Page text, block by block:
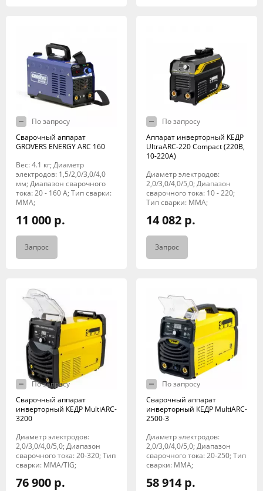
По запросу
Сварочный аппарат
GROVERS ENERGY ARC 160
Вес: 4.1 кг; Диаметр
электродов: 1,5/2,0/3,0/4,0
мм; Диапазон сварочного
тока: 20 - 160 А; Тип сварки:
MMA;
11 000 р.
Запрос
По запросу
Аппарат инверторный КЕДР
UltraARC-220 Compact (220В,
10-220А)
Диаметр электродов:
2,0/3,0/4,0/5,0; Диапазон
сварочного тока: 10 - 220;
Тип сварки: MMA;
14 082 р.
Запрос
По запросу
Сварочный аппарат
инверторный КЕДР MultiARC-
3200
Диаметр электродов:
2,0/3,0/4,0/5,0; Диапазон
сварочного тока: 20-320; Тип
сварки: MMA/TIG;
76 900 р.
По запросу
Сварочный аппарат
инверторный КЕДР MultiARC-
2500-3
Диаметр электродов:
2,0/3,0/4,0/5,0; Диапазон
сварочного тока: 20-250; Тип
сварки: MMA;
58 914 р.